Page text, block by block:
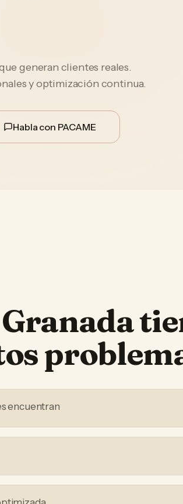
generan clientes reales.
y optimización continua.
Habla con PACAME
Granada
encuentran